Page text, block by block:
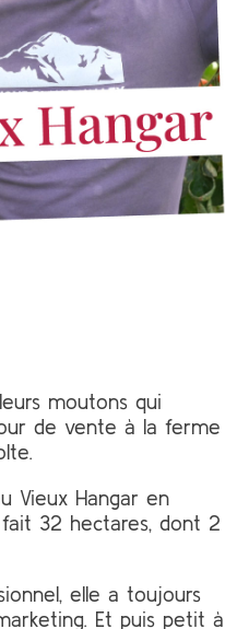
moutons qui
de vente à la ferme
Vieux Hangar en
fait 32 hectares, dont 2
elle a toujours
Et puis petit à